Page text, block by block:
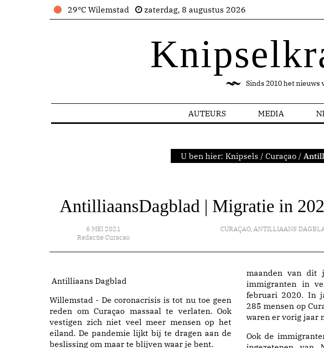
29°C Wilemstad zaterdag, 8 augustus 2026
Sinds 2010 het nieuws
AUTEURS MEDIA
U ben hier: Knipsels / Curaçao /
AntilliaansDagblad | Migratie in
6 MEI 2021
Redactie Curacao
CURAÇAO,ANTILLIAANS
Antilliaans Dagblad
Willemstad - De coronacrisis is tot nu toe geen
reden om Curaçao massaal te verlaten. Ook
vestigen zich niet veel meer mensen op het
eiland. De pandemie lijkt bij te dragen aan de
beslissing om maar te blijven waar je bent.
maanden van dit
immigranten in
februari 2020. In
285 mensen op
waren er vorig jaar
Ook de